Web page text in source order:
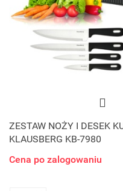
ZESTAW NOŻY I DESEK
KLAUSBERG KB-7980
Cena po zalogowaniu